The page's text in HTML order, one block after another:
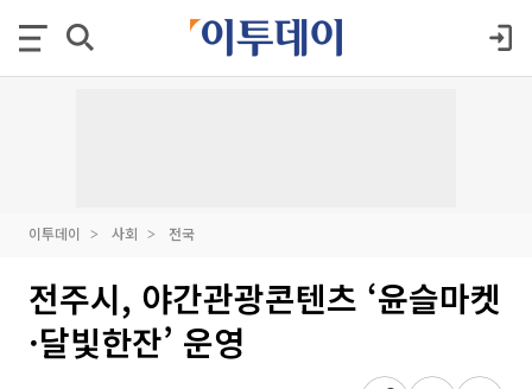
이투데이 사회 전국
전주시, 야간관광콘텐츠 ‘윤슬마켓
·달빛한잔’ 운영